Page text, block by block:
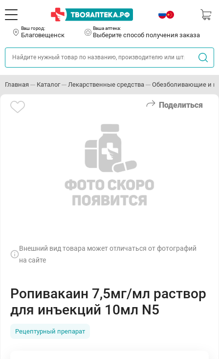
Ваш город:
Благовещенск
Ваша аптека:
Выберите способ получения заказа
Главная Каталог Лекарственные средства Обезболивающие и
Поделиться
Внешний вид товара может отличаться от фотографий
на сайте
Ропивакаин 7,5мг/мл раствор
для инъекций 10мл N5
Рецептурный препарат